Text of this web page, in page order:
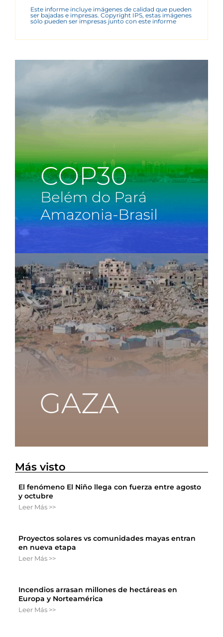
Este informe incluye imágenes de calidad que pueden
ser bajadas e impresas. Copyright IPS, estas imágenes
sólo pueden ser impresas junto con este informe
Más visto
El fenómeno El Niño llega con fuerza entre agosto
y octubre
Leer Más >>
Proyectos solares vs comunidades mayas entran
en nueva etapa
Leer Más >>
Incendios arrasan millones de hectáreas en
Europa y Norteamérica
Leer Más >>